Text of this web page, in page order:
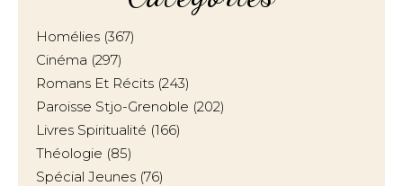
Homélies (367)
Cinéma (297)
Romans Et Récits (243)
Paroisse Stjo-Grenoble (202)
Livres Spiritualité (166)
Théologie (85)
Spécial Jeunes (76)